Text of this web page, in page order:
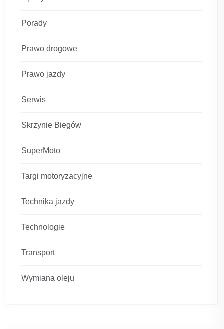
Porady
Prawo drogowe
Prawo jazdy
Serwis
Skrzynie Biegów
SuperMoto
Targi motoryzacyjne
Technika jazdy
Technologie
Transport
Wymiana oleju